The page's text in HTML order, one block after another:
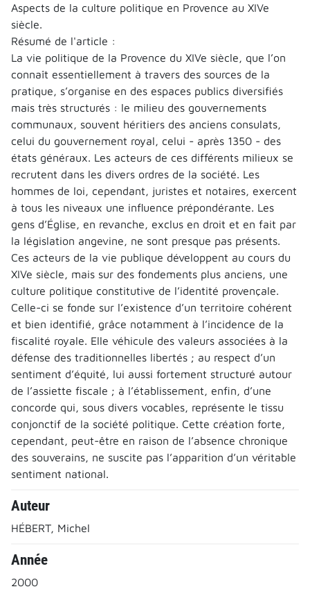
Aspects de la culture politique en Provence au XIVe
siècle.
Résumé de l'article :
La vie politique de la Provence du XIVe siècle, que l’on
connaît essentiellement à travers des sources de la
pratique, s’organise en des espaces publics diversifiés
mais très structurés : le milieu des gouvernements
communaux, souvent héritiers des anciens consulats,
celui du gouvernement royal, celui - après 1350 - des
états généraux. Les acteurs de ces différents milieux se
recrutent dans les divers ordres de la société. Les
hommes de loi, cependant, juristes et notaires, exercent
à tous les niveaux une influence prépondérante. Les
gens d’Église, en revanche, exclus en droit et en fait par
la législation angevine, ne sont presque pas présents.
Ces acteurs de la vie publique développent au cours du
XIVe siècle, mais sur des fondements plus anciens, une
culture politique constitutive de l’identité provençale.
Celle-ci se fonde sur l’existence d’un territoire cohérent
et bien identifié, grâce notamment à l’incidence de la
fiscalité royale. Elle véhicule des valeurs associées à la
défense des traditionnelles libertés ; au respect d’un
sentiment d’équité, lui aussi fortement structuré autour
de l’assiette fiscale ; à l’établissement, enfin, d’une
concorde qui, sous divers vocables, représente le tissu
conjonctif de la société politique. Cette création forte,
cependant, peut-être en raison de l’absence chronique
des souverains, ne suscite pas l’apparition d’un véritable
sentiment national.
Auteur
HÉBERT, Michel
Année
2000